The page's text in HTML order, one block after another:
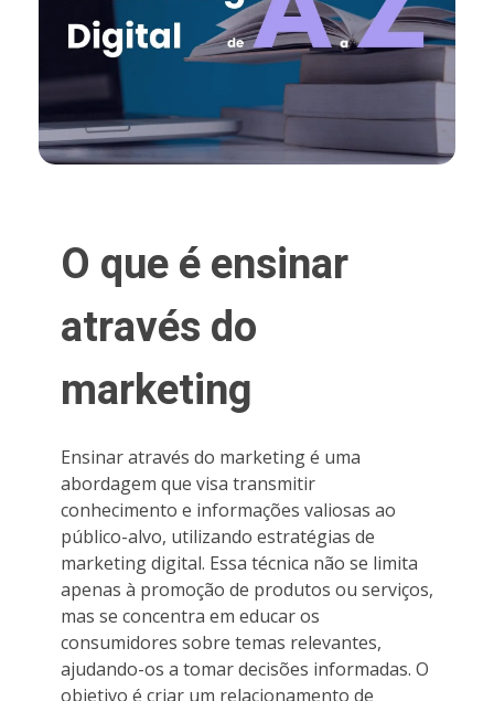
O que é ensinar
através do
marketing
Ensinar através do marketing é uma
abordagem que visa transmitir
conhecimento e informações valiosas ao
público-alvo, utilizando estratégias de
marketing digital. Essa técnica não se limita
apenas à promoção de produtos ou serviços,
mas se concentra em educar os
consumidores sobre temas relevantes,
ajudando-os a tomar decisões informadas. O
objetivo é criar um relacionamento de